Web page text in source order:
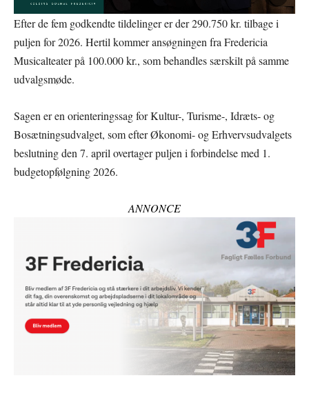
Efter de fem godkendte tildelinger er der 290.750 kr. tilbage i
puljen for 2026. Hertil kommer ansøgningen fra Fredericia
Musicalteater på 100.000 kr., som behandles særskilt på samme
udvalgsmøde.
Sagen er en orienteringssag for Kultur-, Turisme-, Idræts- og
Bosætningsudvalget, som efter Økonomi- og Erhvervsudvalgets
beslutning den 7. april overtager puljen i forbindelse med 1.
budgetopfølgning 2026.
ANNONCE